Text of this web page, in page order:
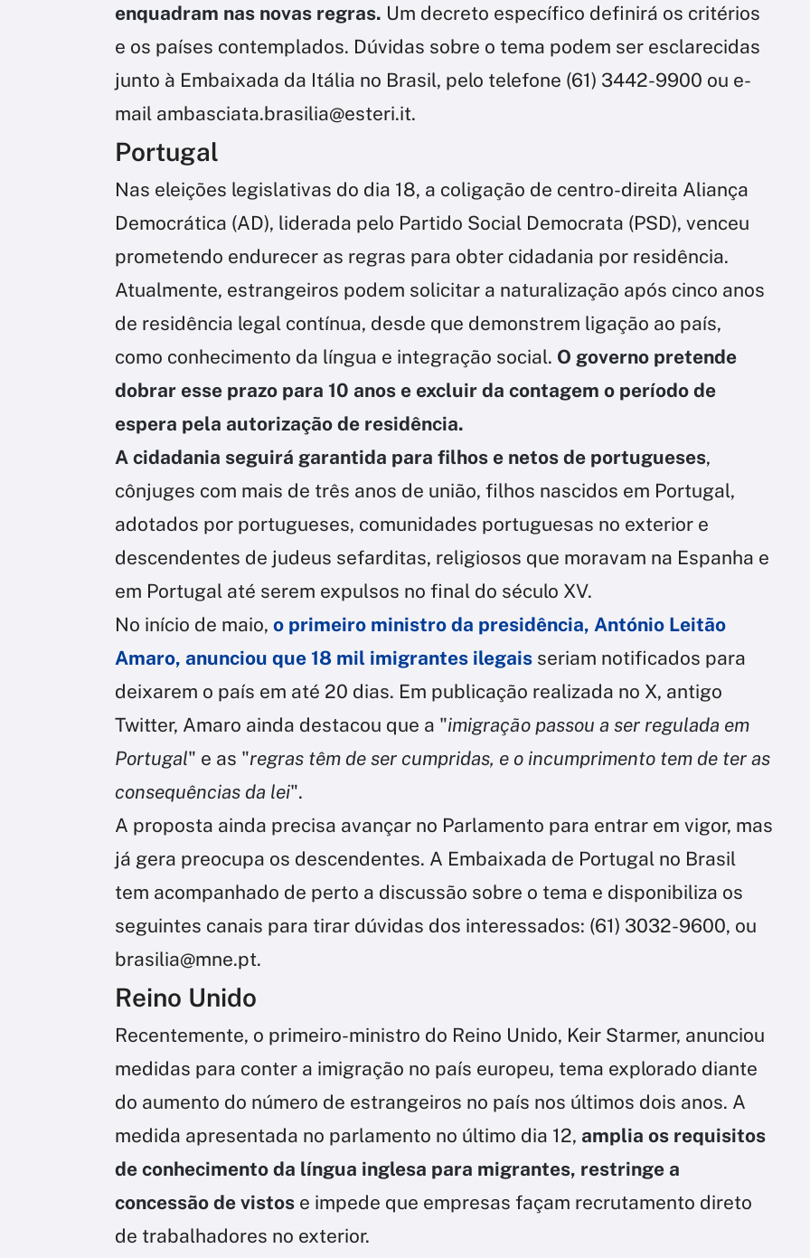
enquadram nas novas regras. Um decreto específico definirá os critérios
e os países contemplados. Dúvidas sobre o tema podem ser esclarecidas
junto à Embaixada da Itália no Brasil, pelo telefone (61) 3442-9900 ou e-
mail ambasciata.brasilia@esteri.it.
Portugal
Nas eleições legislativas do dia 18, a coligação de centro-direita Aliança
Democrática (AD), liderada pelo Partido Social Democrata (PSD), venceu
prometendo endurecer as regras para obter cidadania por residência.
Atualmente, estrangeiros podem solicitar a naturalização após cinco anos
de residência legal contínua, desde que demonstrem ligação ao país,
como conhecimento da língua e integração social. O governo pretende
dobrar esse prazo para 10 anos e excluir da contagem o período de
espera pela autorização de residência.
A cidadania seguirá garantida para filhos e netos de portugueses,
cônjuges com mais de três anos de união, filhos nascidos em Portugal,
adotados por portugueses, comunidades portuguesas no exterior e
descendentes de judeus sefarditas, religiosos que moravam na Espanha e
em Portugal até serem expulsos no final do século XV.
No início de maio, o primeiro ministro da presidência, António Leitão
Amaro, anunciou que 18 mil imigrantes ilegais seriam notificados para
deixarem o país em até 20 dias. Em publicação realizada no X, antigo
Twitter, Amaro ainda destacou que a "imigração passou a ser regulada em
Portugal" e as "regras têm de ser cumpridas, e o incumprimento tem de ter as
consequências da lei".
A proposta ainda precisa avançar no Parlamento para entrar em vigor, mas
já gera preocupa os descendentes. A Embaixada de Portugal no Brasil
tem acompanhado de perto a discussão sobre o tema e disponibiliza os
seguintes canais para tirar dúvidas dos interessados: (61) 3032-9600, ou
brasilia@mne.pt.
Reino Unido
Recentemente, o primeiro-ministro do Reino Unido, Keir Starmer, anunciou
medidas para conter a imigração no país europeu, tema explorado diante
do aumento do número de estrangeiros no país nos últimos dois anos. A
medida apresentada no parlamento no último dia 12, amplia os requisitos
de conhecimento da língua inglesa para migrantes, restringe a
concessão de vistos e impede que empresas façam recrutamento direto
de trabalhadores no exterior.